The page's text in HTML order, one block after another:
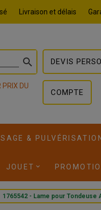
Livraison et délais

PRIX DU
DEVIS
COMPTE
&
JOUET
1765542 - Lame pour Tondeuse